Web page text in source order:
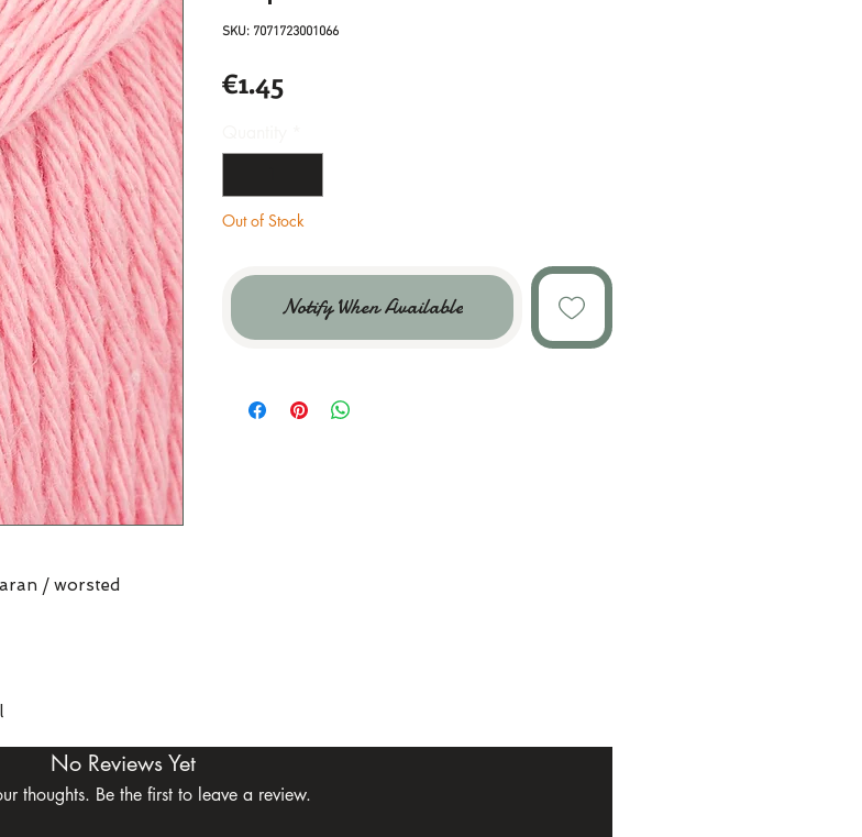
/ worsted
SKU: 7071723001066
€1.45Price
Out of Stock
Notify When Available
No Reviews Yet
thoughts. Be the first to leave a review.